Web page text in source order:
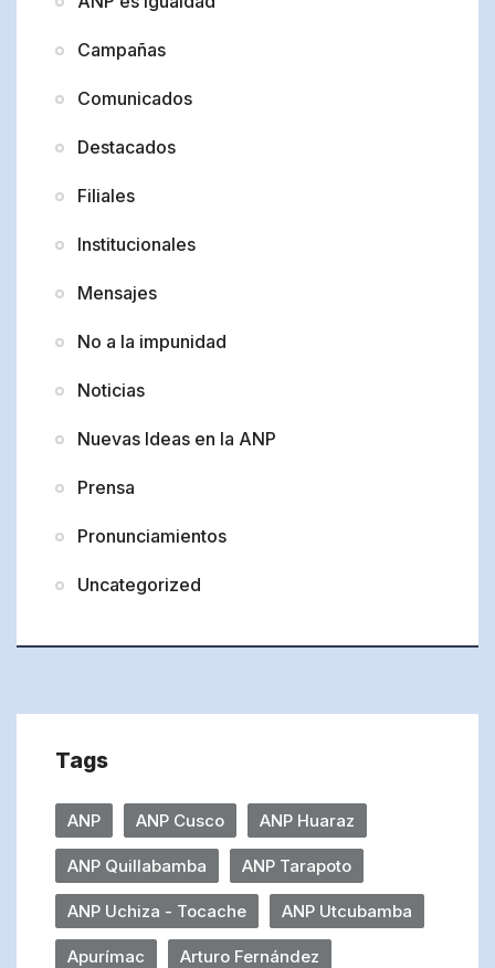
Campañas
Comunicados
Destacados
Filiales
Institucionales
Mensajes
No a la impunidad
Noticias
Nuevas Ideas en la ANP
Prensa
Pronunciamientos
Uncategorized
Tags
ANP ANP Cusco ANP Huaraz
ANP Quillabamba ANP Tarapoto
ANP Uchiza - Tocache ANP Utcubamba
Apurímac Arturo Fernández